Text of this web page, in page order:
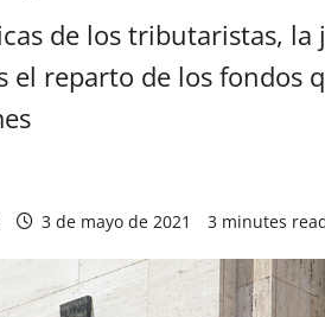
de los tributaristas,
el reparto de los fondos
3 de mayo de 2021 3 minutes